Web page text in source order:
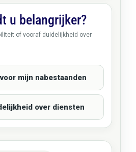
u belangrijker?
of vooraf duidelijkheid over
mijn nabestaanden
over diensten